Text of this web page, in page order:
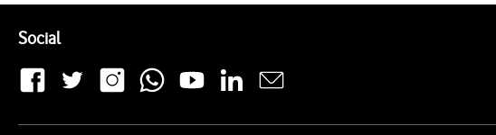
SocialEnlaces a las redes sociales de Vodafone